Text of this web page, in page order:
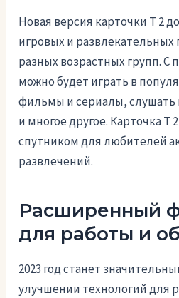
Новая версия карточки Т 2
игровых и
разных возрастных групп.
можно будет играть в
фильмы и сериалы, слушать
и многое другое. Карточка Т
спутником для любителей
развлечений.
Расширенный
для работы и
2023 год станет
улучшении технологий для